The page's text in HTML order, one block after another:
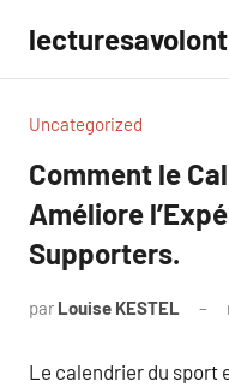
contenu
Uncategorized
Comment le
Améliore
Supporters.
par Louise KESTEL
Le calendrier du sport